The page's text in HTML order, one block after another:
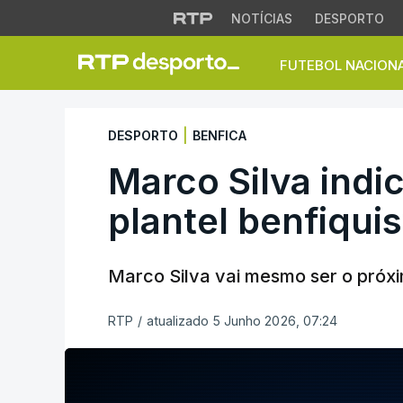
NOTÍCIAS DESPORTO
FUTEBOL
Marco Silva
DESPORTO BENFICA
Marco Silva
plantel
Marco Silva vai mesmo ser o
RTP / atualizado 5 Junho 2026, 07:24